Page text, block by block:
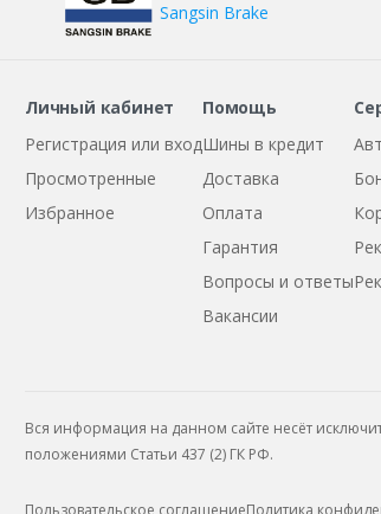
Sangsin Brake
Личный кабинет
Регистрация или вход
Просмотренные
Избранное
Помощь
Шины в кредит
Доставка
Оплата
Гарантия
Вопросы и ответы
Вакансии
Вся информация на данном сайте несёт
положениями Статьи 437 (2) ГК РФ.
Пользовательское соглашениеПолитика